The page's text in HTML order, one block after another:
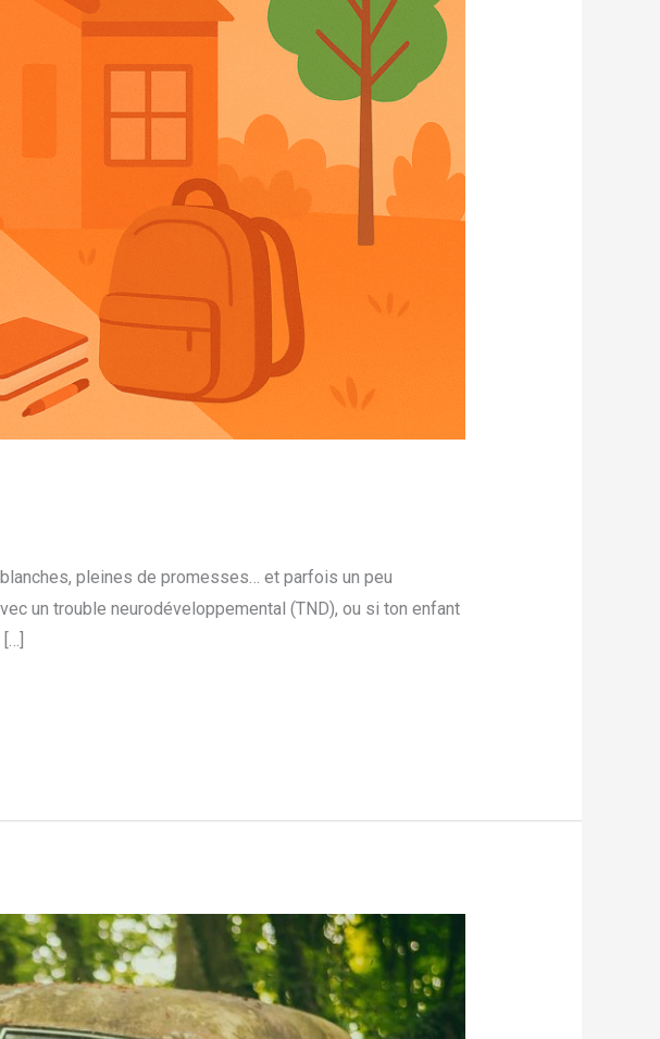
pleines de promesses… et parfois un peu
un trouble neurodéveloppemental (TND), ou si ton enfant